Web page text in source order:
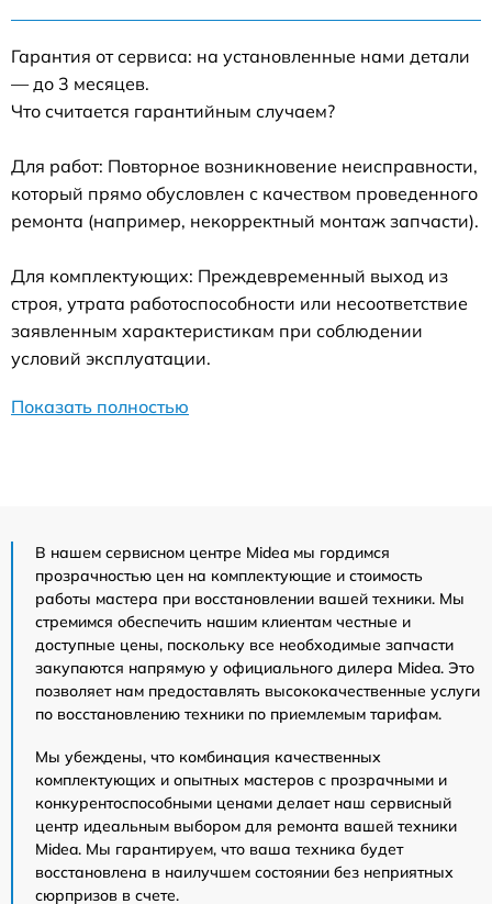
Гарантия от сервиса: на установленные нами детали
— до 3 месяцев.
Что считается гарантийным случаем?
Для работ: Повторное возникновение неисправности,
который прямо обусловлен с качеством проведенного
ремонта (например, некорректный монтаж запчасти).
Для комплектующих: Преждевременный выход из
строя, утрата работоспособности или несоответствие
заявленным характеристикам при соблюдении
условий эксплуатации.
Показать полностью
В нашем сервисном центре Midea мы гордимся
прозрачностью цен на комплектующие и стоимость
работы мастера при восстановлении вашей техники. Мы
стремимся обеспечить нашим клиентам честные и
доступные цены, поскольку все необходимые запчасти
закупаются напрямую у официального дилера Midea. Это
позволяет нам предоставлять высококачественные услуги
по восстановлению техники по приемлемым тарифам.
Мы убеждены, что комбинация качественных
комплектующих и опытных мастеров с прозрачными и
конкурентоспособными ценами делает наш сервисный
центр идеальным выбором для ремонта вашей техники
Midea. Мы гарантируем, что ваша техника будет
восстановлена в наилучшем состоянии без неприятных
сюрпризов в счете.